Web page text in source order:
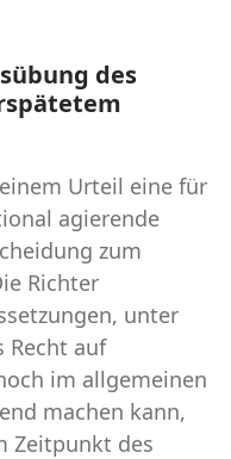
des
Urteil eine für
agierende
zum
Richter
unter
Recht auf
im allgemeinen
machen kann,
Zeitpunkt des